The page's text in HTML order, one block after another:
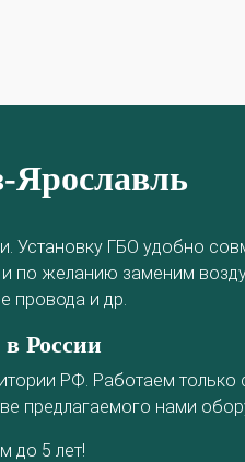
+7
Ярославль
Установку ГБО удобно
по желанию заменим
провода и др.
России
РФ. Работаем
предлагаемого нами
до 5 лет!